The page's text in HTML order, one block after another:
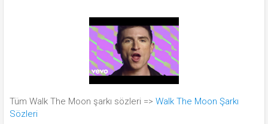
Tüm Walk The Moon şarkı sözleri => Walk The Moon Şarkı
Sözleri